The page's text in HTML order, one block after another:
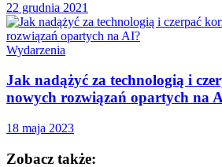
22 grudnia 2021
Wydarzenia
Jak nadążyć za technologią i
nowych rozwiązań opartych na
18 maja 2023
Zobacz także: